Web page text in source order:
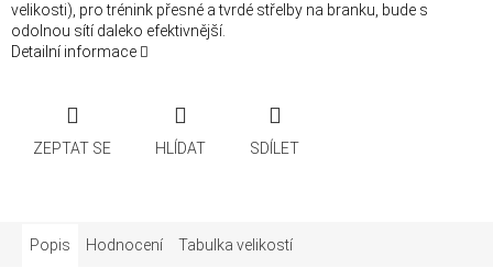
velikosti), pro trénink přesné a tvrdé střelby na branku, bude s
odolnou sítí daleko efektivnější.
Detailní informace
ZEPTAT SE HLÍDAT SDÍLET
Popis Hodnocení Tabulka velikostí